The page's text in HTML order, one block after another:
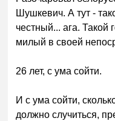
Шушкевич. А тут -
честный... ага. Такой
милый в своей
26 лет, с ума сойти.
И с ума сойти,
должно случиться,